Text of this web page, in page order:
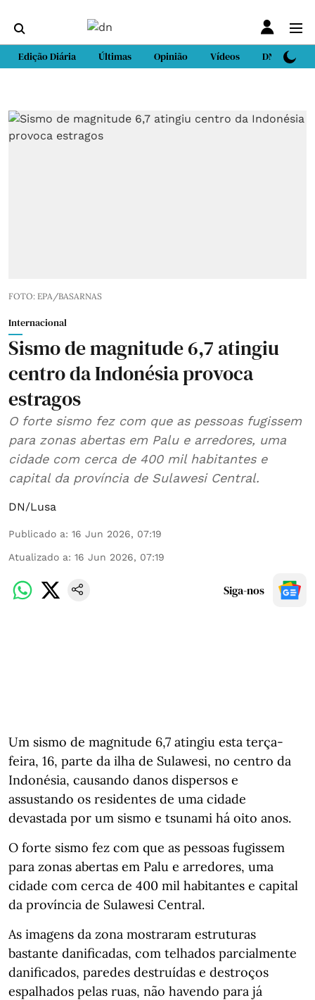
Edição Diária Últimas Opinião Vídeos DN Sport
FOTO: EPA/BASARNAS
Internacional
Sismo de magnitude 6,7 atingiu
centro da Indonésia provoca
estragos
O forte sismo fez com que as pessoas fugissem
para zonas abertas em Palu e arredores, uma
cidade com cerca de 400 mil habitantes e
capital da província de Sulawesi Central.
DN/Lusa
Publicado a: 16 Jun 2026, 07:19
Atualizado a: 16 Jun 2026, 07:19
Siga-nos
Um sismo de magnitude 6,7 atingiu esta terça-
feira, 16, parte da ilha de Sulawesi, no centro da
Indonésia, causando danos dispersos e
assustando os residentes de uma cidade
devastada por um sismo e tsunami há oito anos.
O forte sismo fez com que as pessoas fugissem
para zonas abertas em Palu e arredores, uma
cidade com cerca de 400 mil habitantes e capital
da província de Sulawesi Central.
As imagens da zona mostraram estruturas
bastante danificadas, com telhados parcialmente
danificados, paredes destruídas e destroços
espalhados pelas ruas, não havendo para já